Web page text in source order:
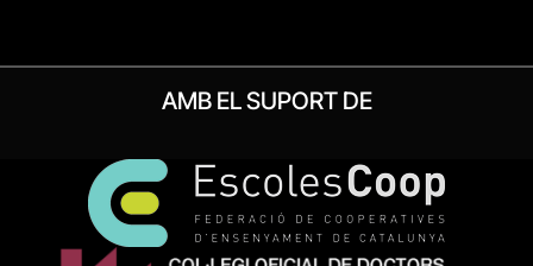
AMB EL SUPORT DE